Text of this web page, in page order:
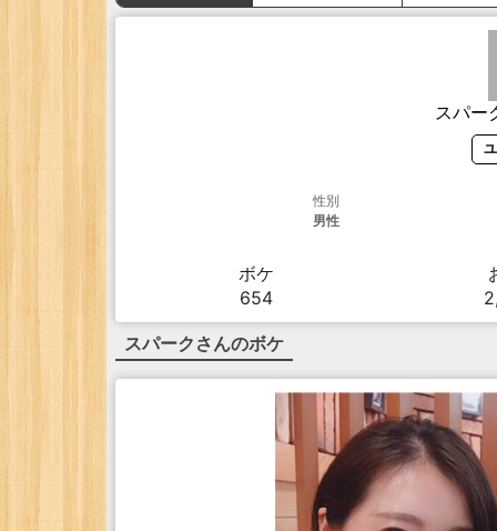
スパー
性別
男性
ボケ
654
スパーク さんのボケ